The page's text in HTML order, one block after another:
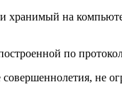
на
по